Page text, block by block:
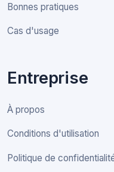
Bonnes pratiques
Cas d'usage
Entreprise
À propos
Conditions d'utilisation
Politique de